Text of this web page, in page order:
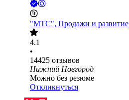
"МТС", Продажи и развитие
4.1
•
14425 отзывов
Нижний Новгород
Можно без резюме
Откликнуться